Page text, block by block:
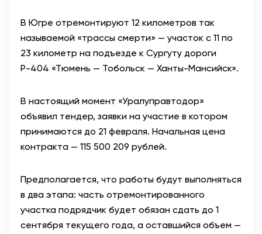
В Югре отремонтируют 12 километров так
называемой «трассы смерти» — участок с 11 по
23 километр на подъезде к Сургуту дороги
Р-404 «Тюмень — Тобольск — Ханты-Мансийск».
В настоящий момент «Уралуправтодор»
объявил тендер, заявки на участие в котором
принимаются до 21 февраля. Начальная цена
контракта — 115 500 209 рублей.
Предполагается, что работы будут выполняться
в два этапа: часть отремонтированного
участка подрядчик будет обязан сдать до 1
сентября текущего года, а оставшийся объем —